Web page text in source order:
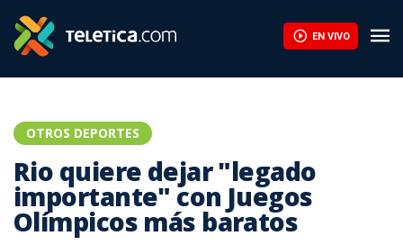
EN VIVO
OTROS DEPORTES
Rio quiere dejar "legado
importante" con Juegos
Olímpicos más baratos